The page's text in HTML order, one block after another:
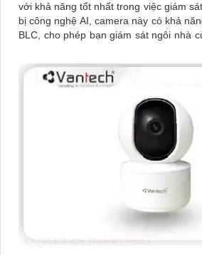
với khả năng tốt nhất trong việc giám sát an
bị công nghệ AI, camera này có khả
BLC, cho phép bạn giám sát ngôi nhà